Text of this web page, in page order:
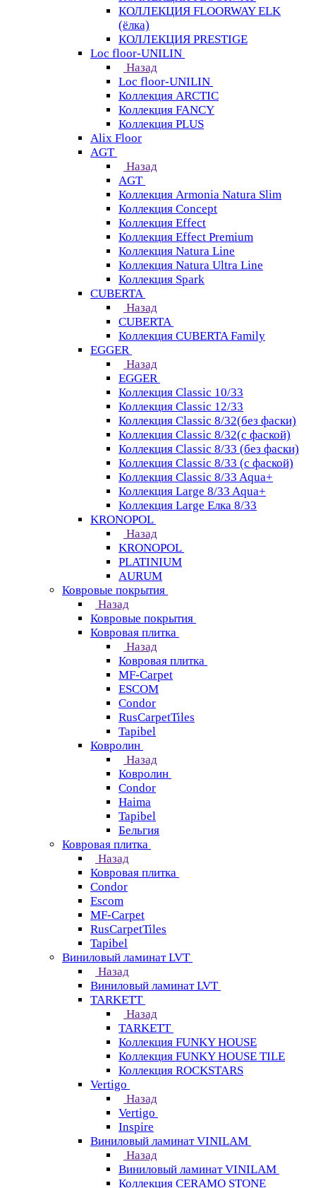
КОЛЛЕКЦИЯ FLOORWAY ELK
(ёлка)
КОЛЛЕКЦИЯ PRESTIGE
Loс floor-UNILIN
Назад
Loс floor-UNILIN
Коллекция ARCTIС
Коллекция FANCY
Коллекция PLUS
Alix Floor
AGT
Назад
AGT
Коллекция Armonia Natura Slim
Коллекция Concept
Коллекция Effect
Коллекция Effect Premium
Коллекция Natura Line
Коллекция Natura Ultra Line
Коллекция Spark
CUBERTA
Назад
CUBERTA
Коллекция CUBERTA Family
EGGER
Назад
EGGER
Коллекция Classic 10/33
Коллекция Classic 12/33
Коллекция Classic 8/32(без фаски)
Коллекция Classic 8/32(с фаской)
Коллекция Classic 8/33 (без фаски)
Коллекция Classic 8/33 (с фаской)
Коллекция Classic 8/33 Aqua+
Коллекция Large 8/33 Aqua+
Коллекция Large Елка 8/33
KRONOPOL
Назад
KRONOPOL
PLATINIUM
AURUM
Ковровые покрытия
Назад
Ковровые покрытия
Ковровая плитка
Назад
Ковровая плитка
MF-Carpet
ESCOM
Condor
RusCarpetTiles
Tapibel
Ковролин
Назад
Ковролин
Condor
Haima
Tapibel
Бельгия
Ковровая плитка
Назад
Ковровая плитка
Condor
Escom
MF-Carpet
RusCarpetTiles
Tapibel
Виниловый ламинат LVT
Назад
Виниловый ламинат LVT
TARKETT
Назад
TARKETT
Коллекция FUNKY HOUSE
Коллекция FUNKY HOUSE TILE
Коллекция ROCKSTARS
Vertigo
Назад
Vertigo
Inspire
Виниловый ламинат VINILAM
Назад
Виниловый ламинат VINILAM
Коллекция CERAMO STONE